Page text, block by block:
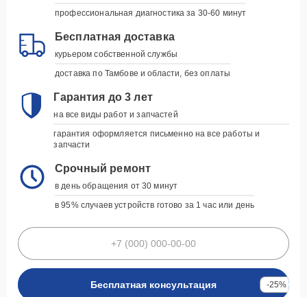
профессиональная диагностика за 30-60 минут
Бесплатная доставка
курьером собственной службы
доставка по Тамбове и области, без оплаты
Гарантия до 3 лет
на все виды работ и запчастей
гарантия оформляется письменно на все работы и
запчасти
Срочный ремонт
в день обращения от 30 минут
в 95% случаев устройств готово за 1 час или день
Бесплатная консультация -25%